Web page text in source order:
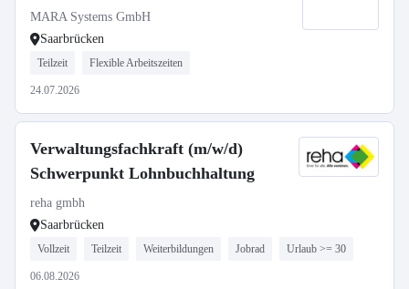
MARA Systems GmbH
Saarbrücken
Teilzeit Flexible Arbeitszeiten
24.07.2026
Verwaltungsfachkraft (m/w/d)
Schwerpunkt Lohnbuchhaltung
reha gmbh
Saarbrücken
Vollzeit Teilzeit Weiterbildungen Jobrad Urlaub >= 30
06.08.2026